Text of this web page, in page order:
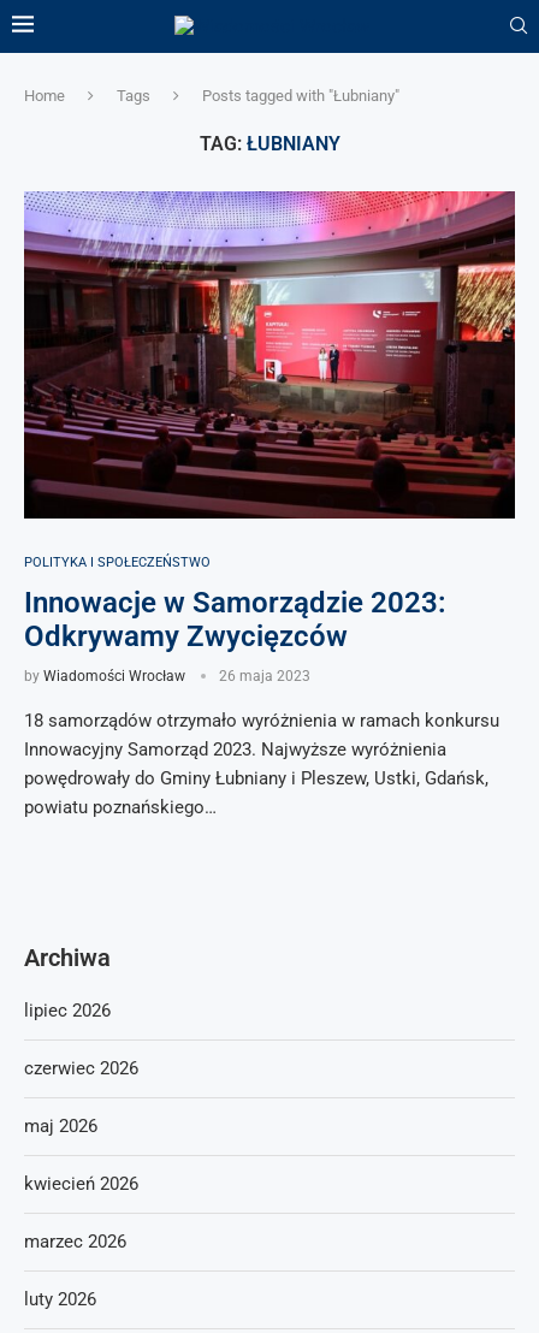
Home Tags Posts tagged with "Łubniany"
TAG: ŁUBNIANY
POLITYKA I SPOŁECZEŃSTWO
Innowacje w Samorządzie 2023:
Odkrywamy Zwycięzców
by Wiadomości Wrocław 26 maja 2023
18 samorządów otrzymało wyróżnienia w ramach konkursu
Innowacyjny Samorząd 2023. Najwyższe wyróżnienia
powędrowały do Gminy Łubniany i Pleszew, Ustki, Gdańsk,
powiatu poznańskiego…
Archiwa
lipiec 2026
czerwiec 2026
maj 2026
kwiecień 2026
marzec 2026
luty 2026